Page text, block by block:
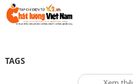
TAGS